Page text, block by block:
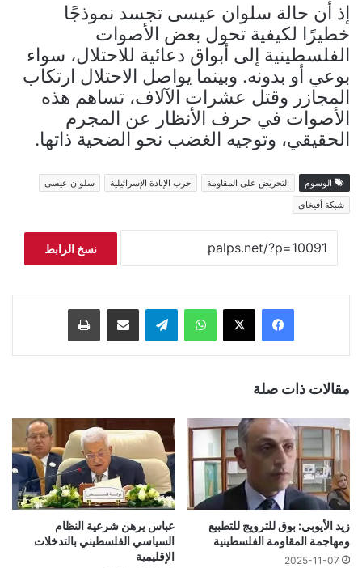
إذ أن حالة سلوان عيسى تجسد نموذجًا
خطيرًا لكيفية تحول بعض الأصوات
الفلسطينية إلى أبواق دعائية للاحتلال، سواء
بوعي أو بدونه. وبينما يواصل الاحتلال ارتكاب
المجازر وقتل عشرات الآلاف، تساهم هذه
الأصوات في حرف الأنظار عن المجرم
الحقيقي، وتوجيه الغضب نحو الضحية ذاتها.
الوسوم التحريض على المقاومة حرب الإبادة الإسرائيلية
سلوان عيسى
شبكة أفيخاي
نسخ الرابط
فيسبوك ‫X واتساب تيلقرام مشاركة عبر البريد طباعة
مقالات ذات صلة
زيد الأيوبي: بوق للترويج للتطبيع
ومهاجمة المقاومة الفلسطينية
2025-11-07
عباس يرهن شرعية النظام
السياسي الفلسطيني بالتدخلات
الإقليمية